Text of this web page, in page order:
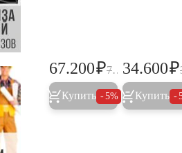
70.700
67.200₽
Купить 5%
34.600₽
Купить